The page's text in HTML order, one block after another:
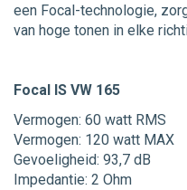
een Focal-technologie,
van hoge tonen in elke
Focal IS VW 165
Vermogen: 60 watt RMS
Vermogen: 120 watt MAX
Gevoeligheid: 93,7 dB
Impedantie: 2 Ohm